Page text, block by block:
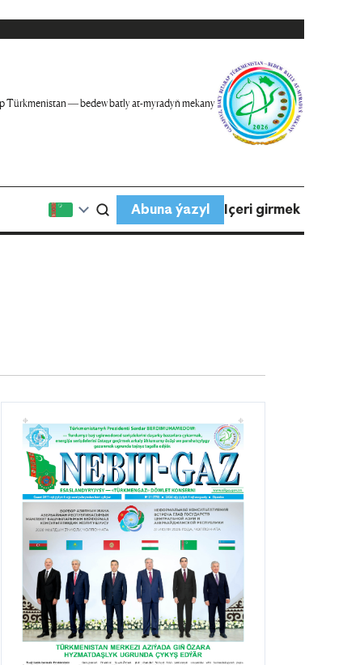
Türkmenistan — bedew batly at-myradyň mekany
Abuna ýazyl Içeri girmek